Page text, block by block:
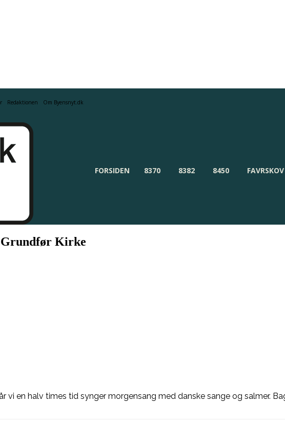
Redaktionen Om Byensnyt.dk
FORSIDEN 8370 8382 8450
Grundfør Kirke
vi en halv times tid synger morgensang med danske sange og salmer.